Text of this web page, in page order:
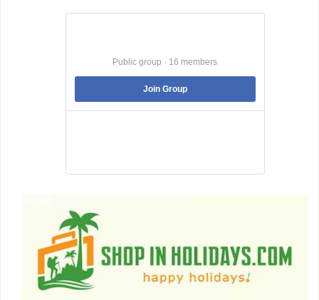
Public group · 16 members
Join Group